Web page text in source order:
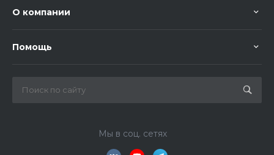
О компании
Помощь
Мы в соц. сетях